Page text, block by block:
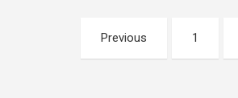
Paginación
Previous 1